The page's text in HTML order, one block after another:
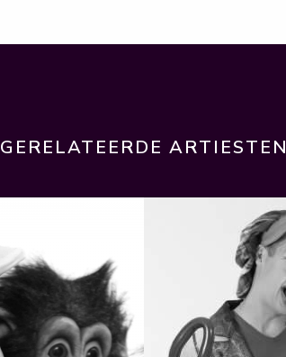
GERELATEERDE ARTIESTEN